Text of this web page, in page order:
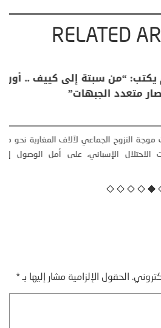
RELATED
التغيرات المناخية: اكثر
اجتماعي وحضاري (
مع التغييرات المناخية ” المتطرفة”،
حين أطردنا ...
الحقول الإلزامية مشار إليها بـ*